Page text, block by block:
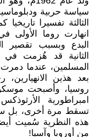
سياسة حربية
الثالثة تفسيرا
انهارت روما الأولى
البدع وبسبب تقصير
الثانية قد هُزمت في
بعد هذين الانهيارين،
امبراطورية
تسقط مرة أخرى، بل
هذه النظرية سُميت
من أوروبا وآسيا!